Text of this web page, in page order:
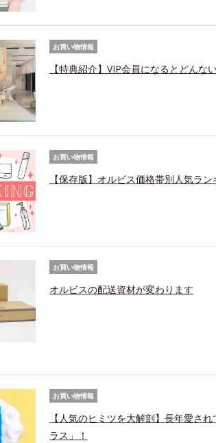
お買い物情報
【特典紹介】VIP会員になるとどんな
お買い物情報
【保存版】オルビス価格帯別人気ラ
お買い物情報
オルビスの配送資材が変わります
お買い物情報
【人気のヒミツを大解剖】長年愛さ
ラス」！